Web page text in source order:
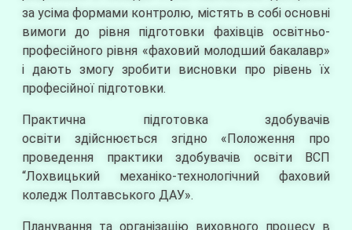
за усіма формами контролю, містять в собі основні
вимоги до рівня підготовки фахівців освітньо-
професійного рівня «фаховий молодший бакалавр»
і дають змогу зробити висновки про рівень їх
професійної підготовки.
Практична підготовка здобувачів
освіти здійснюється згідно «Положення про
проведення практики здобувачів освіти ВСП
“Лохвицький механіко-технологічний фаховий
коледж Полтавського ДАУ».
Планування та організацію виховного процесу в